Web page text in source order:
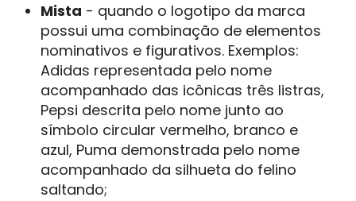
Mista - quando o logotipo da marca
possui uma combinação de elementos
nominativos e figurativos. Exemplos:
Adidas representada pelo nome
acompanhado das icônicas três listras,
Pepsi descrita pelo nome junto ao
símbolo circular vermelho, branco e
azul, Puma demonstrada pelo nome
acompanhado da silhueta do felino
saltando;